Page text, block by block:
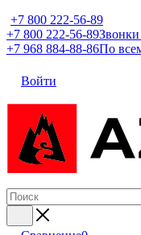
+7 800 222-56-89
+7 800 222-56-89
+7 968 884-88-86По
Войти